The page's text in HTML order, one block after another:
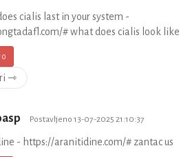
cialis last in your system -
# what does cialis look like
0
⇾
Postavljeno 13-07-2025 21:10:37
- https://aranitidine.com/# zantac us